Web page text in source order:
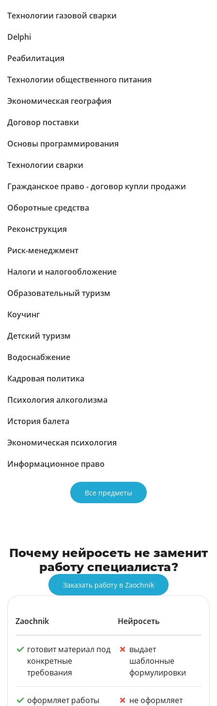
Технологии газовой сварки
Delphi
Реабилитация
Технологии общественного питания
Экономическая география
Договор поставки
Основы программирования
Технологии сварки
Гражданское право - договор купли продажи
Оборотные средства
Реконструкция
Риск-менеджмент
Налоги и налогообложение
Образовательный туризм
Коучинг
Детский туризм
Водоснабжение
Кадровая политика
Психология алкоголизма
История балета
Экономическая психология
Информационное право
Все предметы
Почему нейросеть не заменит
работу специалиста?
Заказать работу в Zaochnik
Zaochnik Нейросеть
готовит материал под
конкретные
требования
выдает
шаблонные
формулировки
оформляет работы
не оформляет